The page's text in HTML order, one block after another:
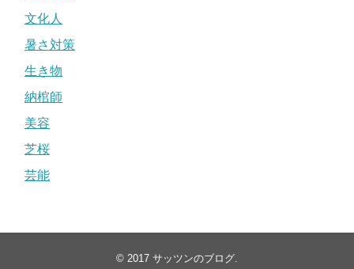
文化人
暑さ対策
生き物
納棺師
美容
芝桜
芸能
© 2017 サッツンのブログ